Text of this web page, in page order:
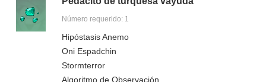
Número requerido: 1
Hipóstasis Anemo
Oni Espadchin
Stormterror
Algoritmo de Observación